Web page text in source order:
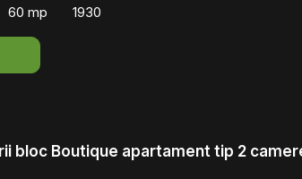
60 mp 1930
bloc Boutique apartament tip 2